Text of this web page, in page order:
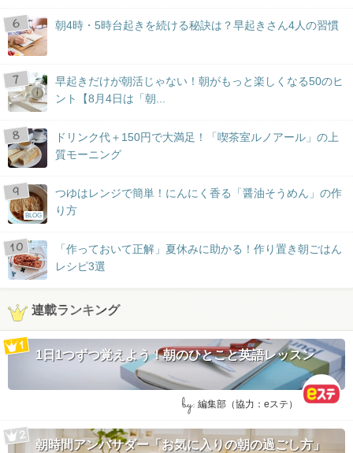
朝4時・5時台起きを続ける秘訣は？早起きさん4人の習慣
早起きだけが朝活じゃない！朝がもっと楽しくなる50のヒ
ント【8月4日は「朝...
ドリンク代＋150円で大満足！「喫茶室ルノアール」の上
質モーニング
BLOG
つゆはレンジで簡単！にんにく香る「醤油そうめん」の作
り方
「作っておいて正解」夏休みに助かる！作り置き朝ごはん
レシピ3選
連載ランキング
1日1つずつ覚えよう！朝のひとこと英語レッスン
by: 編集部（協力：eステ）
朝時間アンバサダー「お気に入りの朝の過ごし方」